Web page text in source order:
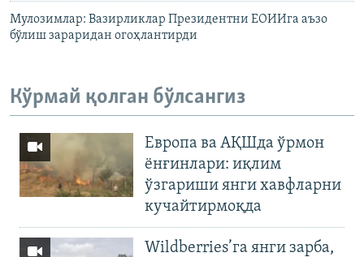
Мулозимлар: Вазирликлар Президентни ЕОИИга аъзо
бўлиш зараридан огоҳлантирди
Кўрмай қолган бўлсангиз
Европа ва АҚШда ўрмон
ёнғинлари: иқлим
ўзгариши янги хавфларни
кучайтирмоқда
Wildberries’га янги зарба,